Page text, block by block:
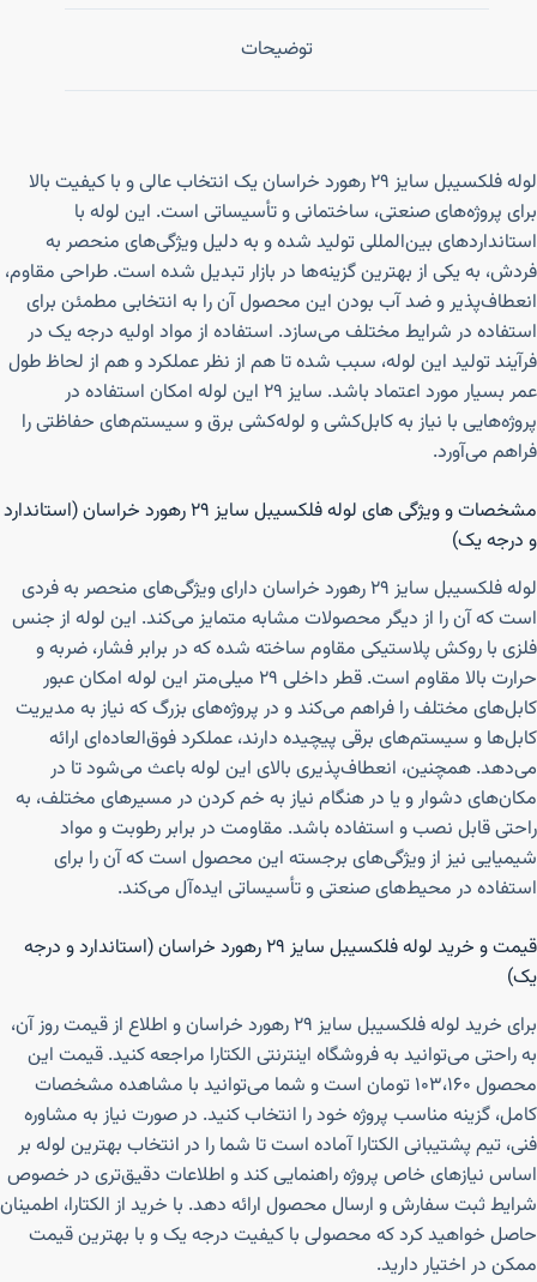
توضیحات
لوله فلکسیبل سایز ۲۹ رهورد خراسان یک انتخاب عالی و با کیفیت بالا
برای پروژه‌های صنعتی، ساختمانی و تأسیساتی است. این لوله با
استانداردهای بین‌المللی تولید شده و به دلیل ویژگی‌های منحصر به
فردش، به یکی از بهترین گزینه‌ها در بازار تبدیل شده است. طراحی مقاوم،
انعطاف‌پذیر و ضد آب بودن این محصول آن را به انتخابی مطمئن برای
استفاده در شرایط مختلف می‌سازد. استفاده از مواد اولیه درجه یک در
فرآیند تولید این لوله، سبب شده تا هم از نظر عملکرد و هم از لحاظ طول
عمر بسیار مورد اعتماد باشد. سایز ۲۹ این لوله امکان استفاده در
پروژه‌هایی با نیاز به کابل‌کشی و لوله‌کشی برق و سیستم‌های حفاظتی را
فراهم می‌آورد.
مشخصات و ویژگی های لوله فلکسیبل سایز ۲۹ رهورد خراسان (استاندارد
و درجه یک)
لوله فلکسیبل سایز ۲۹ رهورد خراسان دارای ویژگی‌های منحصر به فردی
است که آن را از دیگر محصولات مشابه متمایز می‌کند. این لوله از جنس
فلزی با روکش پلاستیکی مقاوم ساخته شده که در برابر فشار، ضربه و
حرارت بالا مقاوم است. قطر داخلی ۲۹ میلی‌متر این لوله امکان عبور
کابل‌های مختلف را فراهم می‌کند و در پروژه‌های بزرگ که نیاز به مدیریت
کابل‌ها و سیستم‌های برقی پیچیده دارند، عملکرد فوق‌العاده‌ای ارائه
می‌دهد. همچنین، انعطاف‌پذیری بالای این لوله باعث می‌شود تا در
مکان‌های دشوار و یا در هنگام نیاز به خم کردن در مسیرهای مختلف، به
راحتی قابل نصب و استفاده باشد. مقاومت در برابر رطوبت و مواد
شیمیایی نیز از ویژگی‌های برجسته این محصول است که آن را برای
استفاده در محیط‌های صنعتی و تأسیساتی ایده‌آل می‌کند.
قیمت و خرید لوله فلکسیبل سایز ۲۹ رهورد خراسان (استاندارد و درجه
یک)
برای خرید لوله فلکسیبل سایز ۲۹ رهورد خراسان و اطلاع از قیمت روز آن،
به راحتی می‌توانید به فروشگاه اینترنتی الکتارا مراجعه کنید. قیمت این
محصول ۱۰۳،۱۶۰ تومان است و شما می‌توانید با مشاهده مشخصات
کامل، گزینه مناسب پروژه خود را انتخاب کنید. در صورت نیاز به مشاوره
فنی، تیم پشتیبانی الکتارا آماده است تا شما را در انتخاب بهترین لوله بر
اساس نیازهای خاص پروژه راهنمایی کند و اطلاعات دقیق‌تری در خصوص
شرایط ثبت سفارش و ارسال محصول ارائه دهد. با خرید از الکتارا، اطمینان
حاصل خواهید کرد که محصولی با کیفیت درجه یک و با بهترین قیمت
ممکن در اختیار دارید.